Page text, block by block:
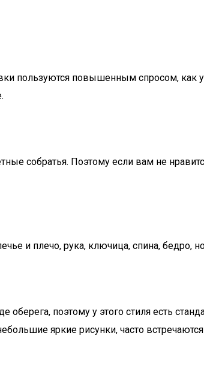
пользуются повышенным спросом, как
собратья. Поэтому если вам не
и плечо, рука, ключица, спина, бедро,
поэтому у этого стиля есть
яркие рисунки, часто